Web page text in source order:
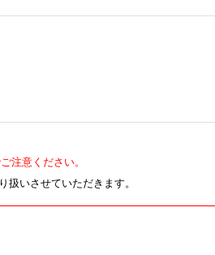
注意ください。
扱いさせていただきます。